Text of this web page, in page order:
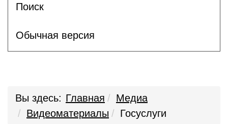
Поиск
Обычная версия
Вы здесь: Главная
Медиа
Видеоматериалы
Госуслуги